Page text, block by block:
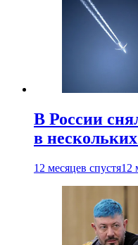
В России
в
12 месяцев спустя12